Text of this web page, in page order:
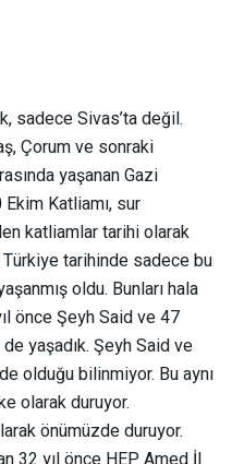
sadece Sivas’ta değil.
Çorum ve sonraki
yaşanan Gazi
Katliamı, sur
katliamlar tarihi olarak
tarihinde sadece bu
oldu. Bunları hala
önce Şeyh Said ve 47
yaşadık. Şeyh Said ve
olduğu bilinmiyor. Bu aynı
olarak duruyor.
önümüzde duruyor.